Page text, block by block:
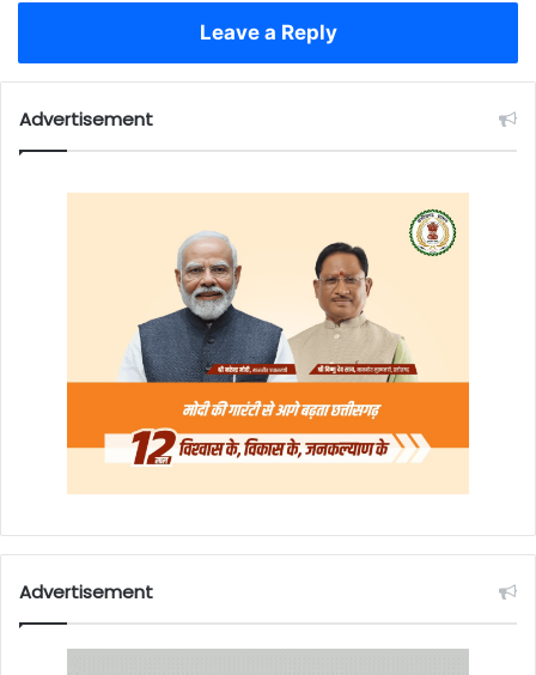
Leave a Reply
Advertisement
Advertisement